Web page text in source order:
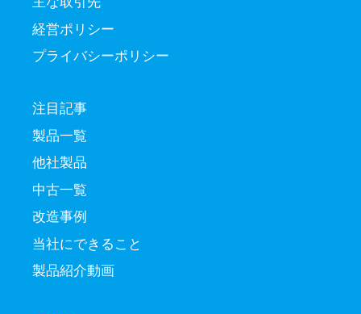
経営ポリシー
プライバシーポリシー
注目記事
製品一覧
他社製品
中古一覧
改造事例
当社にできること
製品紹介動画